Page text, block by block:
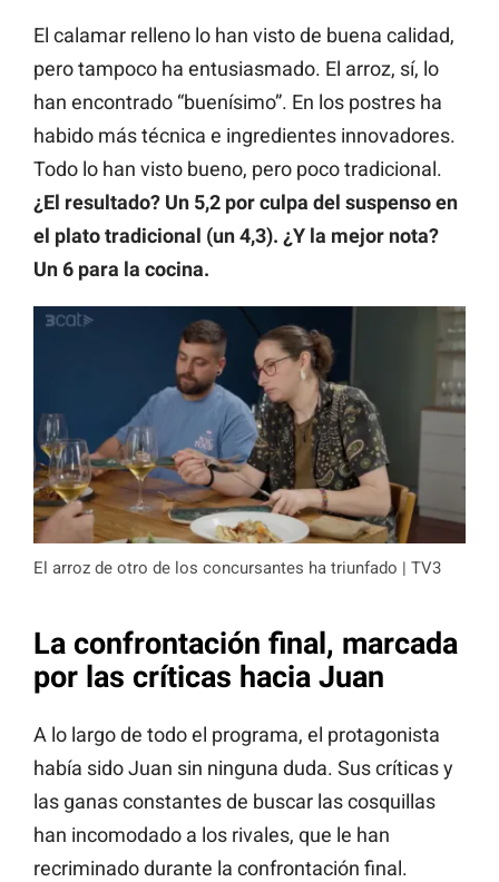
El calamar relleno lo han visto de buena calidad,
pero tampoco ha entusiasmado. El arroz, sí, lo
han encontrado “buenísimo”. En los postres ha
habido más técnica e ingredientes innovadores.
Todo lo han visto bueno, pero poco tradicional.
¿El resultado? Un 5,2 por culpa del suspenso en
el plato tradicional (un 4,3). ¿Y la mejor nota?
Un 6 para la cocina.
El arroz de otro de los concursantes ha triunfado | TV3
La confrontación final, marcada
por las críticas hacia Juan
A lo largo de todo el programa, el protagonista
había sido Juan sin ninguna duda. Sus críticas y
las ganas constantes de buscar las cosquillas
han incomodado a los rivales, que le han
recriminado durante la confrontación final.